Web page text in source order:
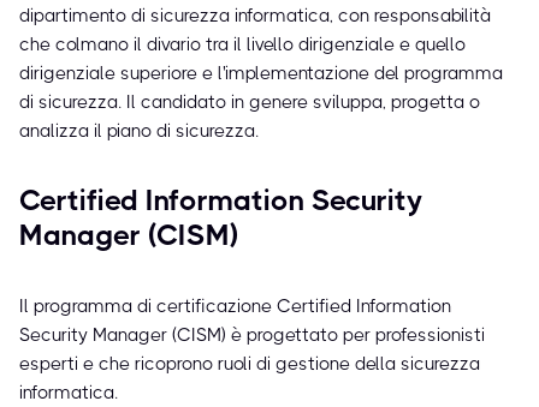
dipartimento di sicurezza informatica, con responsabilità
che colmano il divario tra il livello dirigenziale e quello
dirigenziale superiore e l'implementazione del programma
di sicurezza. Il candidato in genere sviluppa, progetta o
analizza il piano di sicurezza.
Certified Information Security
Manager (CISM)
Il programma di certificazione Certified Information
Security Manager (CISM) è progettato per professionisti
esperti e che ricoprono ruoli di gestione della sicurezza
informatica.